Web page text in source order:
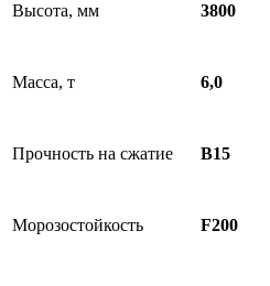
Высота, мм 3800
Масса, т 6,0
Прочность на сжатие B15
Морозостойкость F200